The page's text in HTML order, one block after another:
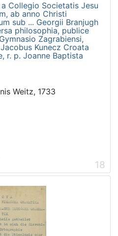
Collegio Societatis Jesu
ab anno Christi
sub ... Georgii Branjugh
philosophia, publice
Zagrabiensi,
Kunecz Croata
r. p. Joanne Baptista
Weitz, 1733
18